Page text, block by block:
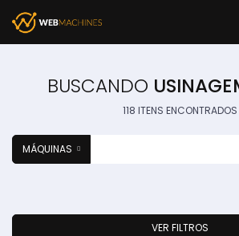
BUSCANDO
118 ITENS ENCONTRADOS
MÁQUINAS
VER FILTROS